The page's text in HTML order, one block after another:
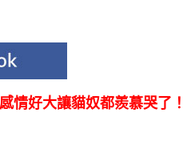
情好大讓貓奴都羨慕哭了！